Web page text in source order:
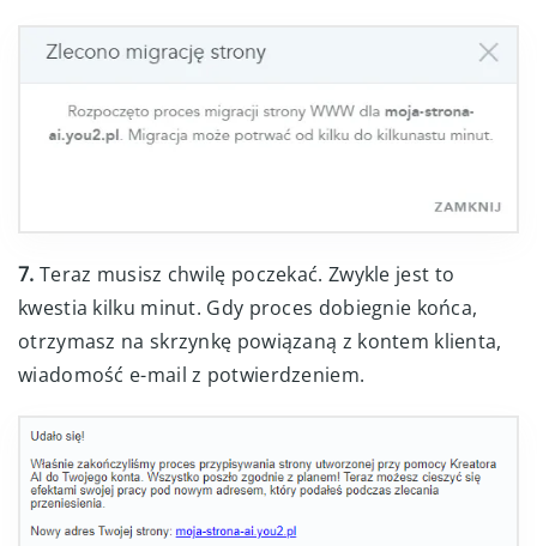
7. Teraz musisz chwilę poczekać. Zwykle jest to
kwestia kilku minut. Gdy proces dobiegnie końca,
otrzymasz na skrzynkę powiązaną z kontem klienta,
wiadomość e-mail z potwierdzeniem.